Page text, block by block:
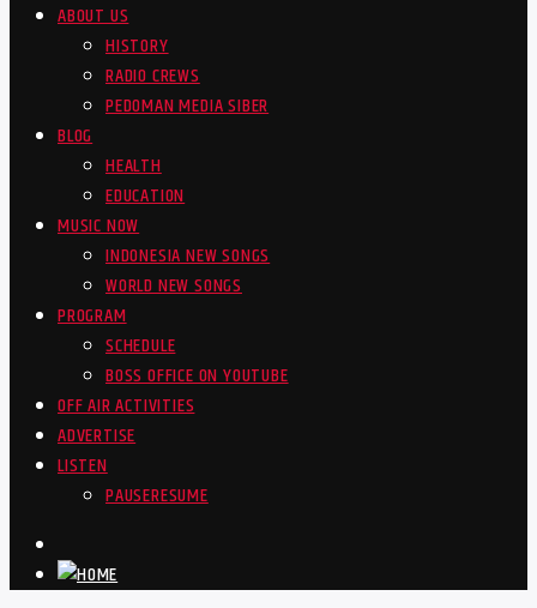
ABOUT US
HISTORY
RADIO CREWS
PEDOMAN MEDIA SIBER
BLOG
HEALTH
EDUCATION
MUSIC NOW
INDONESIA NEW SONGS
WORLD NEW SONGS
PROGRAM
SCHEDULE
BOSS OFFICE ON YOUTUBE
OFF AIR ACTIVITIES
ADVERTISE
LISTEN
PAUSERESUME